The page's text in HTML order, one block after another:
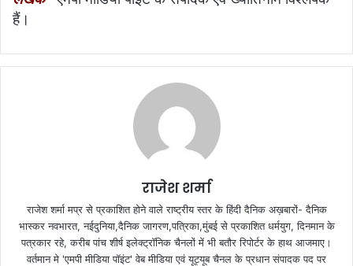
हैं।
राजेश शर्मा
राजेश शर्मा मप्र से प्रकाशित होने वाले राष्ट्रीय स्तर के हिंदी दैनिक अख़बारों- दैनिक
भास्कर नवभारत, नईदुनिया,दैनिक जागरण,पत्रिका,मुंबई से प्रकाशित धर्मयुग, दिनमान के
पत्रकार रहे, करीब पांच शीर्ष इलेक्ट्रॉनिक चैनलों में भी बतौर रिपोर्टर के हाथ आजमाए।
वर्तमान मे 'एमपी मीडिया पॉइंट' वेब मीडिया एवं यूट्यूब चैनल के प्रधान संपादक पद पर